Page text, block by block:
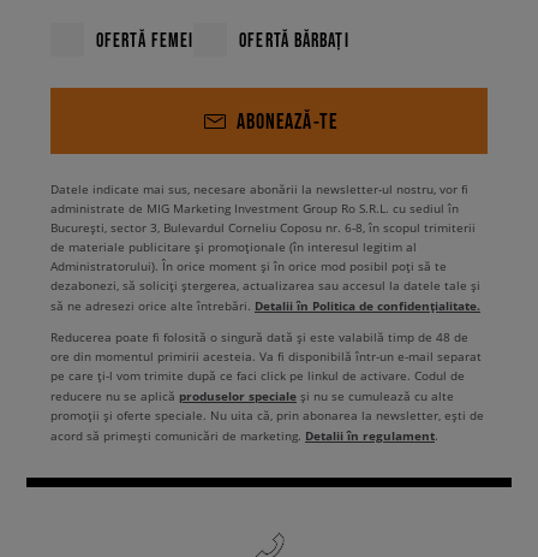
OFERTĂ FEMEI OFERTĂ BĂRBAȚI
ABONEAZĂ-TE
Datele indicate mai sus, necesare abonării la newsletter-ul nostru, vor fi
administrate de MIG Marketing Investment Group Ro S.R.L. cu sediul în
București, sector 3, Bulevardul Corneliu Coposu nr. 6-8, în scopul trimiterii
de materiale publicitare și promoționale (în interesul legitim al
Administratorului). În orice moment și în orice mod posibil poți să te
dezabonezi, să soliciți ștergerea, actualizarea sau accesul la datele tale și
să ne adresezi orice alte întrebări. Detalii în Politica de confidențialitate.
Reducerea poate fi folosită o singură dată și este valabilă timp de 48 de
ore din momentul primirii acesteia. Va fi disponibilă într-un e-mail separat
pe care ți-l vom trimite după ce faci click pe linkul de activare. Codul de
reducere nu se aplică produselor speciale și nu se cumulează cu alte
promoții și oferte speciale. Nu uita că, prin abonarea la newsletter, ești de
acord să primești comunicări de marketing. Detalii în regulament.